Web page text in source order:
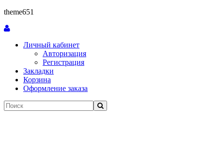
theme651
Личный кабинет
Авторизация
Регистрация
Закладки
Корзина
Оформление заказа